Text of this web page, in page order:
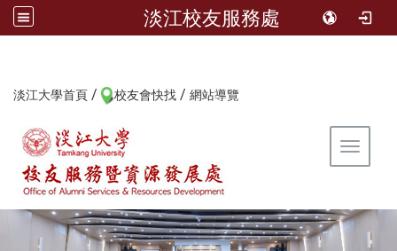
淡江校友服務處
淡江大學首頁 / 校友會快找 / 網站導覽
Toggle